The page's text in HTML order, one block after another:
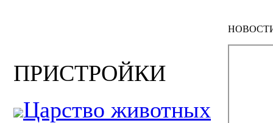
ПРИСТРОЙКИ
Царство животных